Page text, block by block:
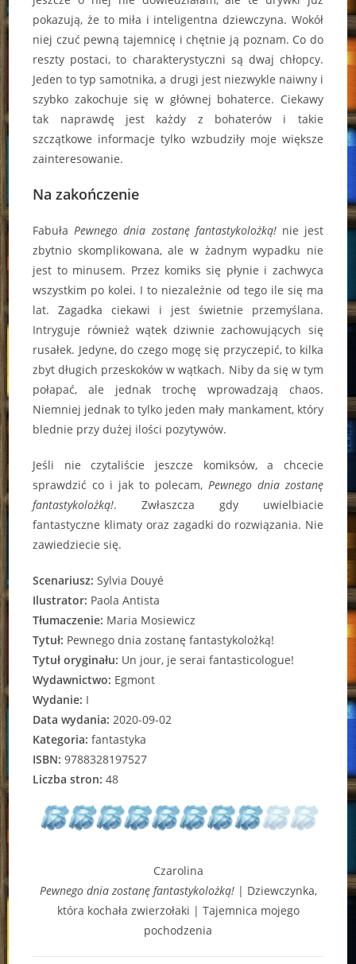
pokazują, że to miła i inteligentna dziewczyna. Wokół
niej czuć pewną tajemnicę i chętnie ją poznam. Co do
reszty postaci, to charakterystyczni są dwaj chłopcy.
Jeden to typ samotnika, a drugi jest niezwykle naiwny i
szybko zakochuje się w głównej bohaterce. Ciekawy
tak naprawdę jest każdy z bohaterów i takie
szczątkowe informacje tylko wzbudziły moje większe
zainteresowanie.
Na zakończenie
FabułaPewnego dnia zostanę fantastykolożką!nie jest
zbytnio skomplikowana, ale w żadnym wypadku nie
jest to minusem. Przez komiks się płynie i zachwyca
wszystkim po kolei. I to niezależnie od tego ile się ma
lat. Zagadka ciekawi i jest świetnie przemyślana.
Intryguje również wątek dziwnie zachowujących się
rusałek. Jedyne, do czego mogę się przyczepić, to kilka
zbyt długich przeskoków w wątkach. Niby da się w tym
połapać, ale jednak trochę wprowadzają chaos.
Niemniej jednak to tylko jeden mały mankament, który
blednie przy dużej ilości pozytywów.
Jeśli nie czytaliście jeszcze komiksów, a chcecie
sprawdzić co i jak to polecam, Pewnego dnia zostanę
fantastykolożką!. Zwłaszcza gdy uwielbiacie
fantastyczne klimaty oraz zagadki do rozwiązania. Nie
zawiedziecie się.
Scenariusz: Sylvia Douyé
Ilustrator: Paola Antista
Tłumaczenie: Maria Mosiewicz
Tytuł: Pewnego dnia zostanę fantastykolożką!
Tytuł oryginału: Un jour, je serai fantasticologue!
Wydawnictwo: Egmont
Wydanie: I
Data wydania: 2020-09-02
Kategoria: fantastyka
ISBN: 9788328197527
Liczba stron: 48
Czarolina
Pewnego dnia zostanę fantastykolożką!| Dziewczynka,
która kochała zwierzołaki | Tajemnica mojego
pochodzenia